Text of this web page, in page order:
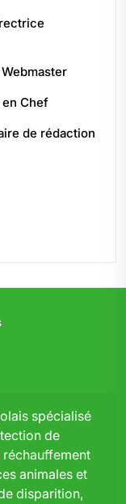
Webmaster
en Chef
de rédaction
spécialisé
de
réchauffement
animales et
disparition,